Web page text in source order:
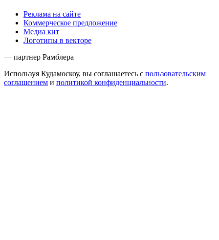
Реклама на сайте
Коммерческое предложение
Медиа кит
Логотипы в векторе
— партнер Рамблера
Используя Кудамоскоу, вы соглашаетесь с пользовательским
соглашением и политикой конфиденциальности.